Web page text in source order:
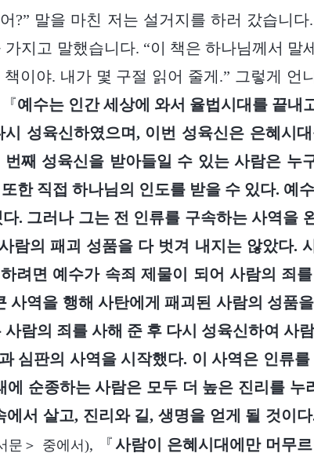
?” 말을 마친 저는 설거지를 하러 갔습니다
지고 말했습니다. “이 책은 하나님께서 말
이야. 내가 몇 구절 읽어 줄게.” 그렇게 언
예수는 인간 세상에 와서 율법시대를 끝내
성육신하였으며, 이번 성육신은 은혜시
째 성육신을 받아들일 수 있는 사람은 누
한 직접 하나님의 인도를 받을 수 있다. 예
. 그러나 그는 전 인류를 구속하는 사역을
람의 패괴 성품을 다 벗겨 내지는 않았다.
려면 예수가 속죄 제물이 되어 사람의 죄
사역을 행해 사탄에게 패괴된 사람의 성품
람의 죄를 사해 준 후 다시 성육신하여 사
심판의 사역을 시작했다. 이 사역은 인류를
에 순종하는 사람은 모두 더 높은 진리를 누
서 살고, 진리와 길, 생명을 얻게 될 것이
문＞ 중에서), 『 사람이 은혜시대에만 머무